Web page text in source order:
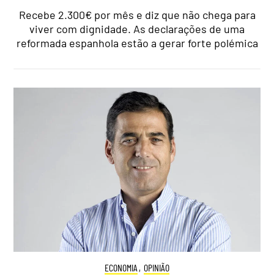
Recebe 2.300€ por mês e diz que não chega para
viver com dignidade. As declarações de uma
reformada espanhola estão a gerar forte polémica
ECONOMIA , OPINIÃO